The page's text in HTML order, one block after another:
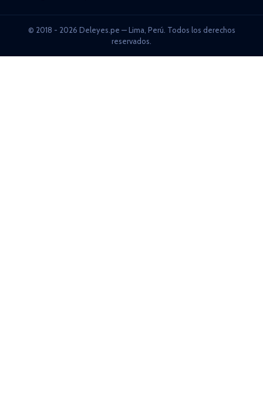
© 2018 - 2026 Deleyes.pe — Lima, Perú. Todos los derechos
reservados.